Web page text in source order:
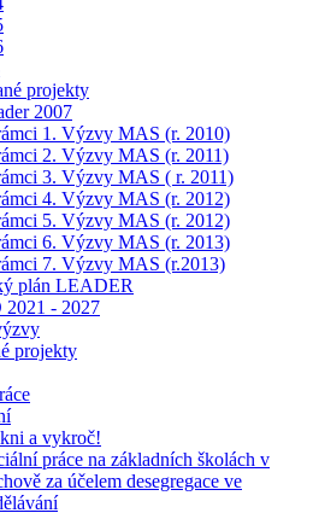
projekty
2007
1. Výzvy MAS (r. 2010)
2. Výzvy MAS (r. 2011)
3. Výzvy MAS ( r. 2011)
4. Výzvy MAS (r. 2012)
5. Výzvy MAS (r. 2012)
6. Výzvy MAS (r. 2013)
7. Výzvy MAS (r.2013)
plán LEADER
2021 - 2027
projekty
a vykroč!
práce na základních školách v
za účelem desegregace ve